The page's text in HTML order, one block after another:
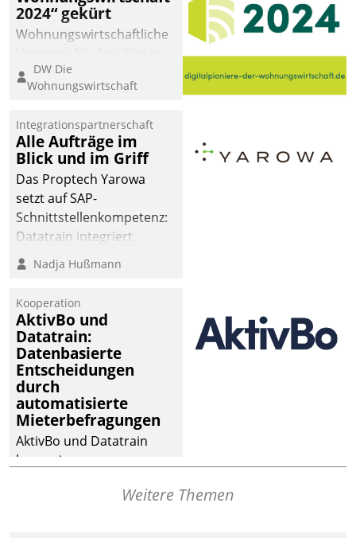
2024“ gekürt
Wohnungswirtschaftliche
eine digitale Zukunft zu
finden, ist das Ziel des
der
Wohnungswirtschaft“.
Bewerben können sich
dafür ein Team
bestehend aus
Wohnungsunternehmen
und PropTech.
DW Die
Wohnungswirtschaft
Integrationspartnerschaft
Alle Aufträge im
Blick und im Griff
Das Proptech Yarowa
setzt auf SAP-
Schnittstellenkompetenz:
Datatrain integriert
Yarowas Portal zur
Vergabe und Verwaltung
operativen
Instandhaltung in die
SAP-Systemlandschaft
deutscher
Wohnungsunternehmen
– und beschleunigt damit
den Weg vom
Mieteranliegen zum
Dienstleisterauftrag.
Nadja Hußmann
Kooperation
AktivBo und
Datatrain:
Datenbasierte
Entscheidungen
durch
automatisierte
Mieterbefragungen
AktivBo und Datatrain
kooperieren –
profitieren: Die nahtloseWeitere Themen